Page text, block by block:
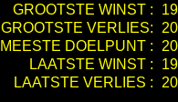
GROOTSTE WINST :
GROOTSTE VERLIES:
MEESTE DOELPUNT :
LAATSTE WINST :
LAATSTE VERLIES :